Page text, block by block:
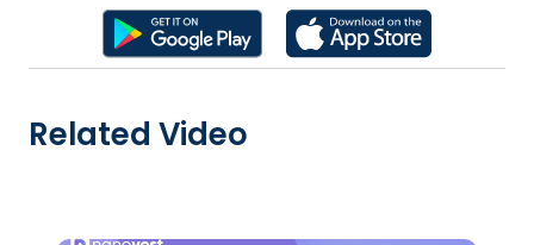
Related Video